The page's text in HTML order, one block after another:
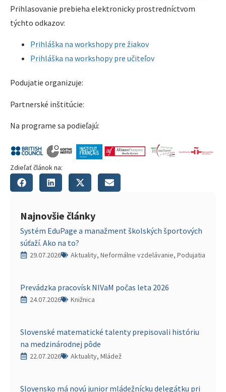
Prihlasovanie prebieha elektronicky prostredníctvom
týchto odkazov:
Prihláška na workshopy pre žiakov
Prihláška na workshopy pre učiteľov
Podujatie organizuje:
Partnerské inštitúcie:
Na programe sa podieľajú:
Zdieľať článok na:
Najnovšie články
Systém EduPage a manažment školských športových
súťaží. Ako na to?
29.07.2026 Aktuality, Neformálne vzdelávanie, Podujatia
Prevádzka pracovísk NIVaM počas leta 2026
24.07.2026 Knižnica
Slovenské matematické talenty prepisovali históriu
na medzinárodnej pôde
22.07.2026 Aktuality, Mládež
Slovensko má novú junior mládežnícku delegátku pri